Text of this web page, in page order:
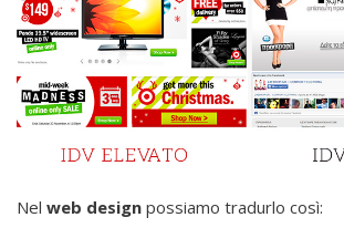
Nel web design possiamo tradurlo così: